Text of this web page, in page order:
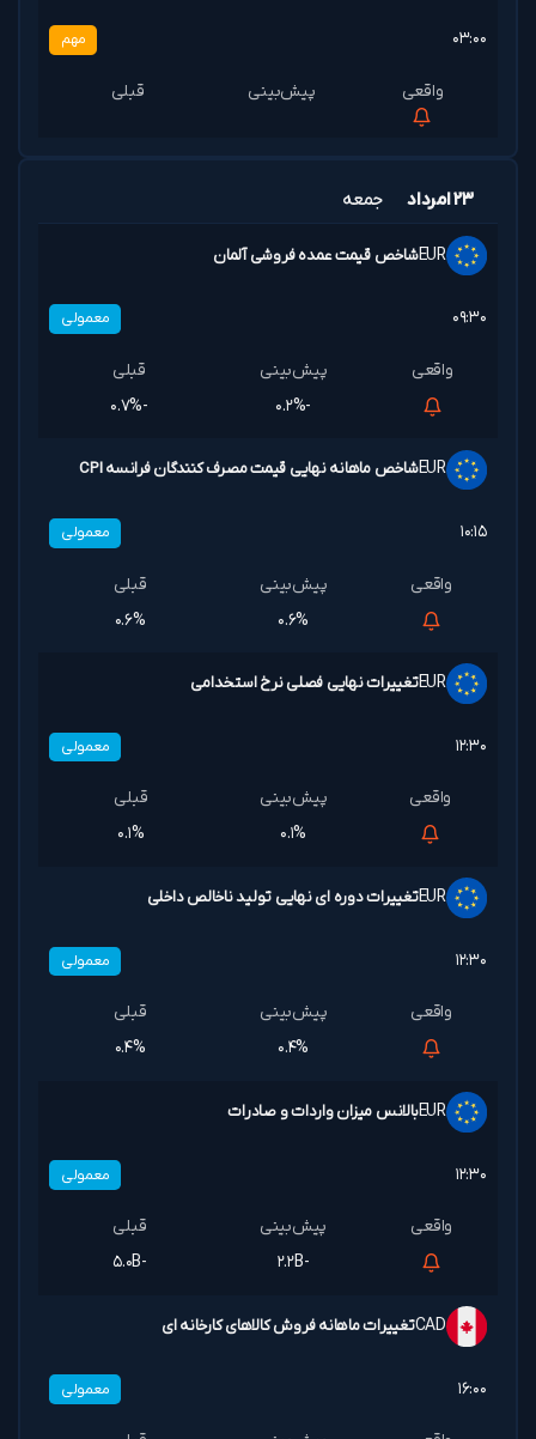
۰۳:۰۰ مهم
۲۳ امرداد جمعه
۰۹:۳۰
EURشاخص قیمت عمده فروشی آلمان
معمولی
-۰.۲% -۰.۷%
۱۰:۱۵
EURشاخص ماهانه نهایی قیمت مصرف کنندگان فرانسه CPI
معمولی
۰.۶% ۰.۶%
۱۲:۳۰
EURتغییرات نهایی فصلی نرخ استخدامی
معمولی
۰.۱% ۰.۱%
۱۲:۳۰
EURتغییرات دوره ای نهایی تولید ناخالص داخلی
معمولی
۰.۴% ۰.۴%
۱۲:۳۰
EURبالانس میزان واردات و صادرات
معمولی
-۲.۲B -۵.۰B
۱۶:۰۰
CADتغییرات ماهانه فروش کالاهای کارخانه ای
معمولی